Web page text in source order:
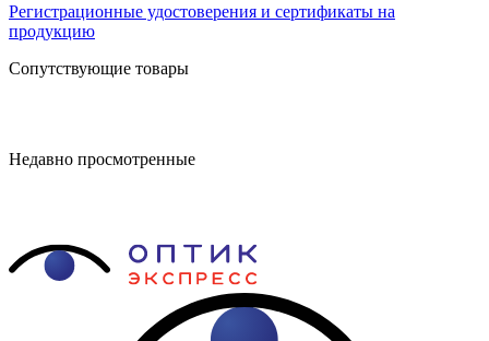
Регистрационные удостоверения и сертификаты на
продукцию
Сопутствующие товары
Недавно просмотренные